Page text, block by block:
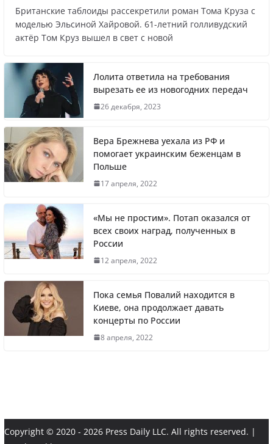
Названы регионы России, где
продолжилась мобилизация
Что заявил многолетний друг Путина
Житель Швеции продал яхту и купил
Вера Брежнева уехала из РФ и помогает
Литва первой в Европе полностью
62-летней сестре Нагиева помогают соседи
Британские таблоиды рассекретили роман Тома Круза с
моделью Эльсиной Хайровой. 61-летний голливудский
актёр Том Круз вышел в свет с новой
Лолита ответила на требования
вырезать ее из новогодних передач
26 декабря, 2023
Вера Брежнева уехала из РФ и
помогает украинским беженцам в
Польше
17 апреля, 2022
«Мы не простим». Потап оказался от
всех своих наград, полученных в
России
12 апреля, 2022
Пока семья Повалий находится в
Киеве, она продолжает давать
концерты по России
8 апреля, 2022
Copyright © 2020 - 2026 Press Daily LLC. All rights reserved. |